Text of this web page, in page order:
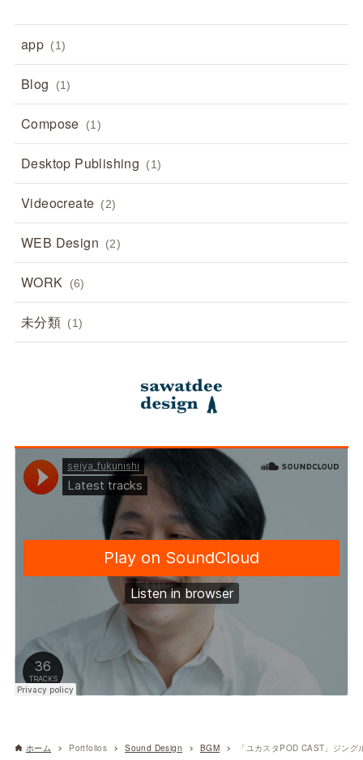
ー
シ
ョ
ン
app (1)
Blog (1)
Compose (1)
Desktop Publishing (1)
Videocreate (2)
WEB Design (2)
WORK (6)
未分類 (1)
ホーム Portfolios Sound Design BGM 「ユカスタPOD CAST」ジング